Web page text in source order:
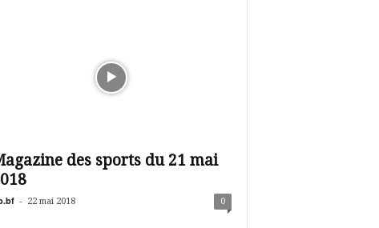
des sports du 21 mai
- 22 mai 2018 0